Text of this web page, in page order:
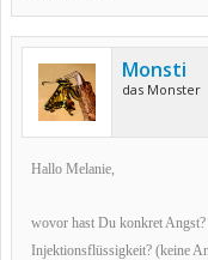
Monsti
das Monster
Hallo Melanie,
wovor hast Du konkret
Injektionsflüssigkeit? (keine